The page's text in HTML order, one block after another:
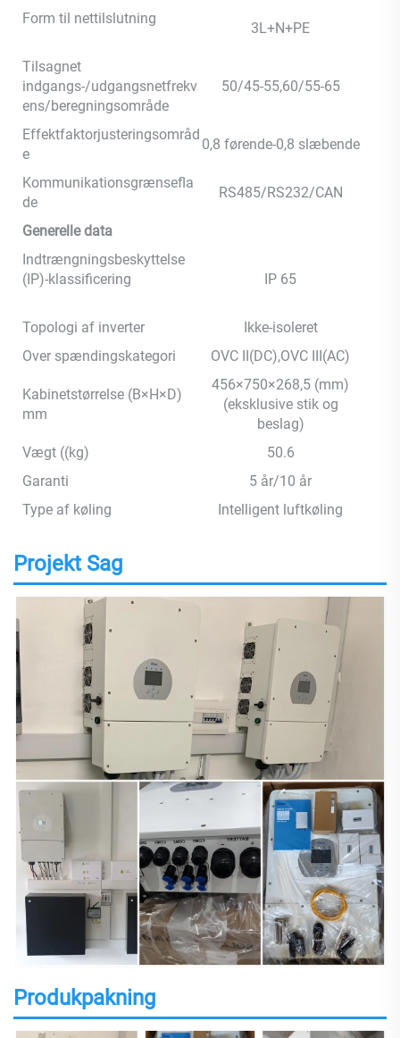
Form til nettilslutning
3L+N+PE
Tilsagnet
indgangs-/udgangsnetfrekv
ens/beregningsområde
50/45-55,60/55-65
Effektfaktorjusteringsområd
e
0,8 førende-0,8 slæbende
Kommunikationsgrænsefla
de
RS485/RS232/CAN
Generelle data
Indtrængningsbeskyttelse
(IP)-klassificering
IP 65
Topologi af inverter
Ikke-isoleret
Over spændingskategori
OVC II(DC),OVC III(AC)
Kabinetstørrelse (B×H×D)
mm
456×750×268,5 (mm)
(eksklusive stik og
beslag)
Vægt ((kg)
50.6
Garanti
5 år/10 år
Type af køling
Intelligent luftkøling
Projekt Sag
Produkpakning